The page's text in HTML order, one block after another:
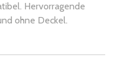
Hervorragende
ohne Deckel.